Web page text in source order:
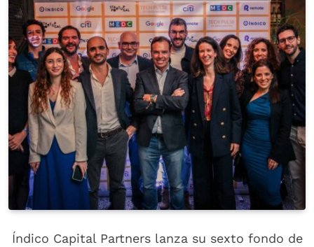
Índico Capital Partners lanza su sexto fondo de